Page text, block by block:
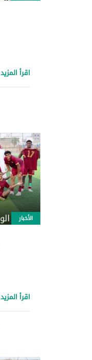
اقرأ المزيد
الأخبار
اقرأ المزيد